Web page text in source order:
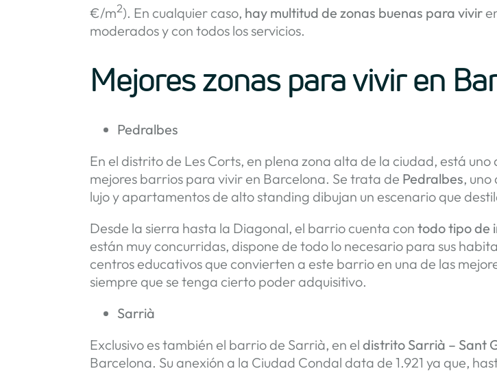
€/m2). En cualquier caso, hay multitud de zonas buenas para vivir
moderados y con todos los servicios.
Mejores zonas para vivir en
Pedralbes
En el distrito de Les Corts, en plena zona alta de la ciudad, está
mejores barrios para vivir en Barcelona. Se trata de Pedralbes, uno
lujo y apartamentos de alto standing dibujan un escenario que
Desde la sierra hasta la Diagonal, el barrio cuenta contodo tipo de
están muy concurridas, dispone de todo lo necesario para sus
centros educativos que convierten a este barrio en una de las
siempre que se tenga cierto poder adquisitivo.
Sarrià
Exclusivo es también el barrio de Sarrià, en eldistrito Sarrià – Sant
Barcelona. Su anexión a la Ciudad Condal data de 1.921 ya que,